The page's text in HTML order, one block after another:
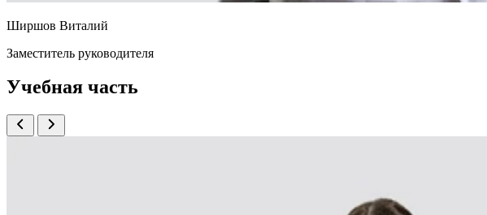
Ширшов Виталий
Заместитель руководителя
Учебная часть